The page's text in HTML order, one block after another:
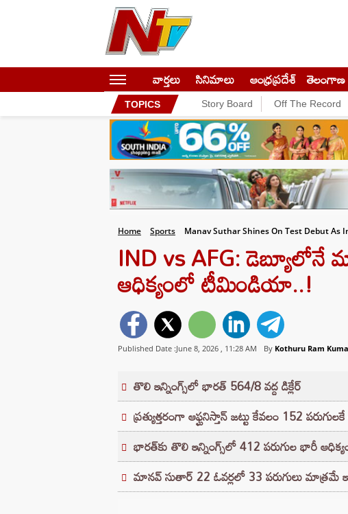
వార్తలు సినిమాలు ఆంధ్రప్రదేశ్ తెలంగాణ
TOPICS Story Board Off The Record
Home Sports Manav Suthar Shines On Test Debut As
IND vs AFG:
ఆధిక్యంలో టీమిండియా..!
Published Date :June 8, 2026 , 11:28 AM By Kothuru Ram
తొలి ఇన్నింగ్స్‌లో భారత్ 564/8 వద్ద డిక్లేర్
ప్రత్యుత్తరంగా ఆఫ్ఘనిస్తాన్ జట్టు కేవలం 152
భారత్‌కు తొలి ఇన్నింగ్స్‌లో 412 పరుగుల భారీ
మానవ్ సుతార్ 22 ఓవర్లలో 33 పరుగులు మాత్రమే